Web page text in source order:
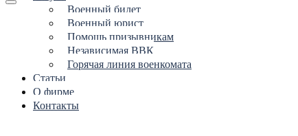
Военный билет
Военный юрист
Помощь призывникам
Независимая ВВК
Горячая линия военкомата
Статьи
О фирме
Контакты